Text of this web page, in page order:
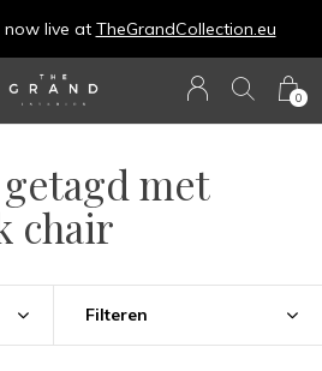
0
now live at TheGrandCollection.eu
met
chair
Filteren